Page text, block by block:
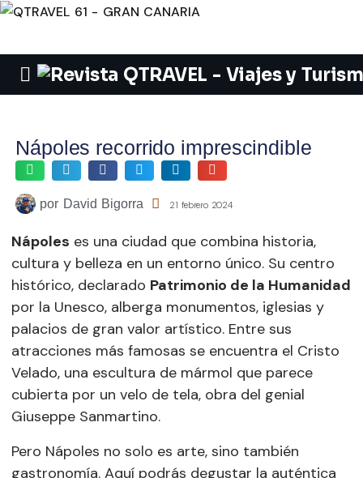
Nápoles recorrido imprescindible
por David Bigorra 21 febrero 2024
Nápoles es una ciudad que combina historia,
cultura y belleza en un entorno único. Su centro
histórico, declarado Patrimonio de la Humanidad
por la Unesco, alberga monumentos, iglesias y
palacios de gran valor artístico. Entre sus
atracciones más famosas se encuentra el Cristo
Velado, una escultura de mármol que parece
cubierta por un velo de tela, obra del genial
Giuseppe Sanmartino.
Pero Nápoles no solo es arte, sino también
gastronomía. Aquí podrás degustar la auténtica